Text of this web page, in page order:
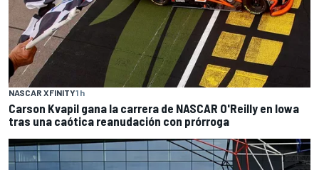
NASCAR XFINITY1 h
Carson Kvapil gana la carrera de NASCAR O'Reilly en Iowa
tras una caótica reanudación con prórroga